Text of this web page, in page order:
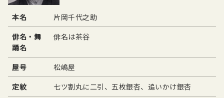
本名
片岡千代之助
俳名・舞
踊名
俳名は茶谷
屋号
松嶋屋
定紋
七ツ割丸に二引、五枚銀杏、追いかけ銀杏